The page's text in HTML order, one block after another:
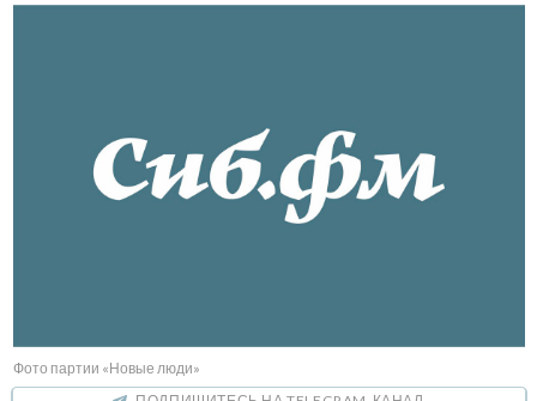
Фото партии «Новые люди»